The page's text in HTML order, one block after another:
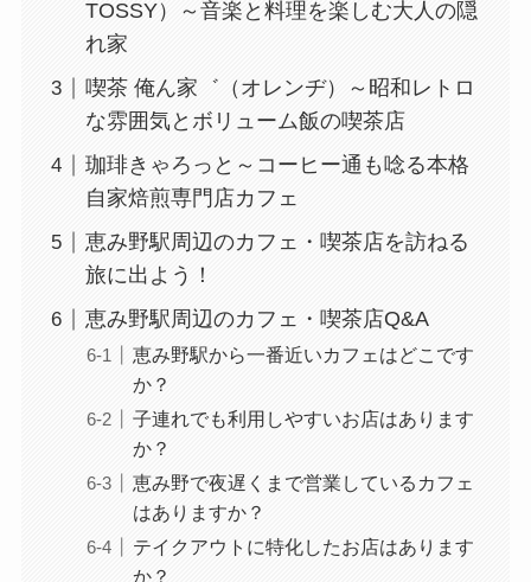
TOSSY）～音楽と料理を楽しむ大人の隠
れ家
喫茶 俺ん家゛（オレンヂ）～昭和レトロ
な雰囲気とボリューム飯の喫茶店
珈琲きゃろっと～コーヒー通も唸る本格
自家焙煎専門店カフェ
恵み野駅周辺のカフェ・喫茶店を訪ねる
旅に出よう！
恵み野駅周辺のカフェ・喫茶店Q&A
恵み野駅から一番近いカフェはどこです
か？
子連れでも利用しやすいお店はあります
か？
恵み野で夜遅くまで営業しているカフェ
はありますか？
テイクアウトに特化したお店はあります
か？